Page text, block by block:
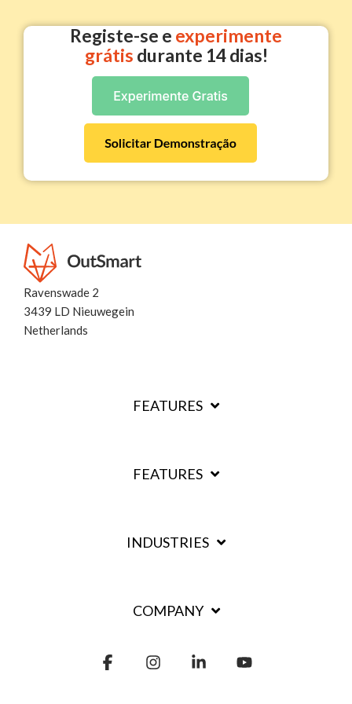
volta para faturação após conclusão das intervenções.
Registe-se e experimente
grátis durante 14 dias!
Ravenswade 2
3439 LD Nieuwegein
Netherlands
FEATURES
FEATURES
INDUSTRIES
COMPANY
FacebookInstagramLinkedin